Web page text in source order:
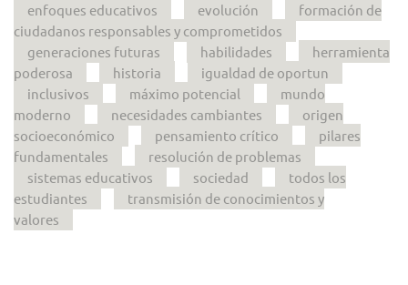
enfoques educativos
evolución
formación de
ciudadanos responsables y comprometidos
generaciones futuras
habilidades
herramienta
poderosa
historia
igualdad de oportun
inclusivos
máximo potencial
mundo
moderno
necesidades cambiantes
origen
socioeconómico
pensamiento crítico
pilares
fundamentales
resolución de problemas
sistemas educativos
sociedad
todos los
estudiantes
transmisión de conocimientos y
valores